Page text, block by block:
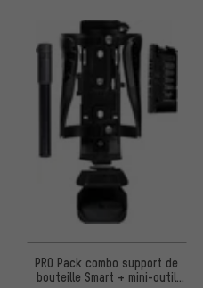
PRO Pack combo support de
bouteille Smart + mini-outil